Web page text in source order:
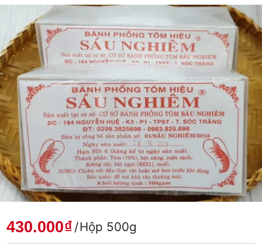
430.000₫ /Hộp 500g